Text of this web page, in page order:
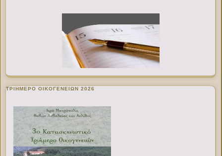
ΤΡΙΗΜΕΡΟ ΟΙΚΟΓΕΝΕΙΩΝ 2026